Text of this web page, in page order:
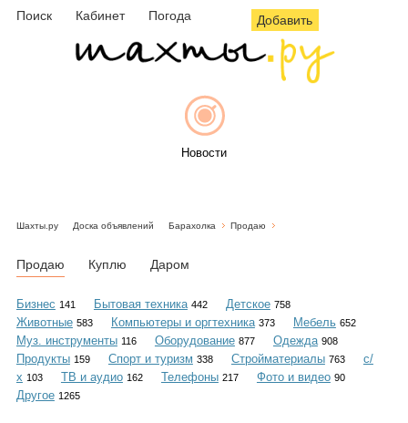
Поиск Кабинет Погода Добавить
Новости
Объявления
Шахты.ру Доска объявлений Барахолка Продаю
Продаю Куплю Даром
Бизнес 141 Бытовая техника 442 Детское 758
Животные 583 Компьютеры и оргтехника 373 Мебель 652
Муз. инструменты 116 Оборудование 877 Одежда 908
Продукты 159 Спорт и туризм 338 Стройматериалы 763
с/
х 103 ТВ и аудио 162 Телефоны 217 Фото и видео 90
Другое 1265